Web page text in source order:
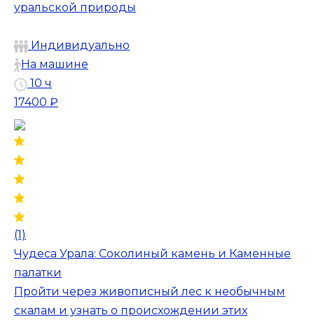
уральской природы
Индивидуально
На машине
10 ч
17400 ₽
(1)
Чудеса Урала: Соколиный камень и Каменные
палатки
Пройти через живописный лес к необычным
скалам и узнать о происхождении этих